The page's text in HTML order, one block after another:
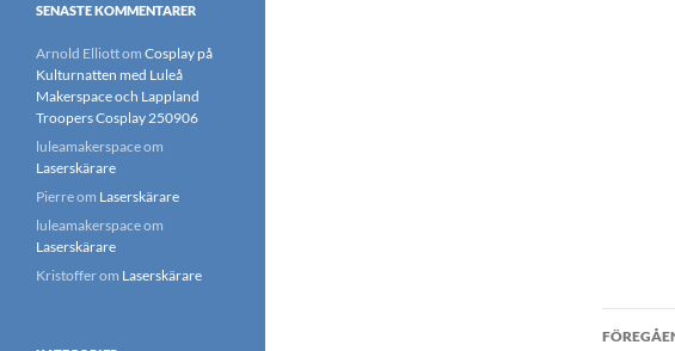
SENASTE KOMMENTARER
Arnold Elliottom Cosplay på
Kulturnatten med Luleå
Makerspace och Lappland
Troopers Cosplay 250906
luleamakerspaceom
Laserskärare
Pierreom Laserskärare
luleamakerspaceom
Laserskärare
Kristofferom Laserskärare